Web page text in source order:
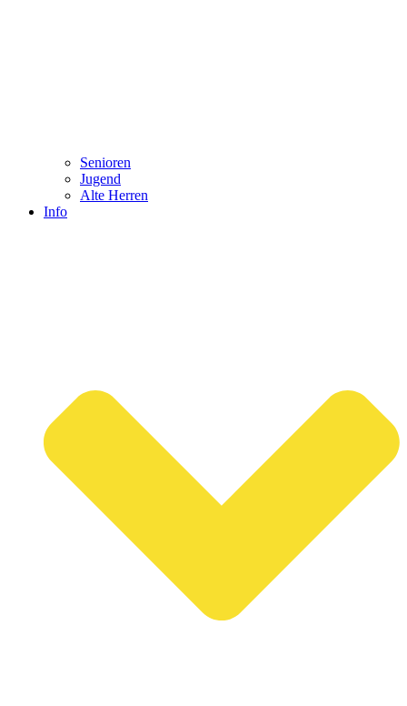
Senioren
Jugend
Alte Herren
Info